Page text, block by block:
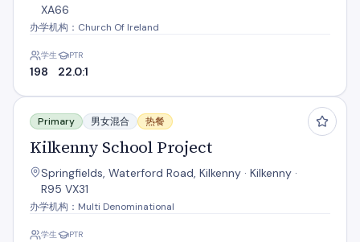
XA66
办学机构：Church Of Ireland
学生
198
PTR
22.0:1
Kilkenny School Project
Primary 男女混合 热餐
Kilkenny School Project
Springfields, Waterford Road, Kilkenny · Kilkenny ·
R95 VX31
办学机构：Multi Denominational
学生 PTR